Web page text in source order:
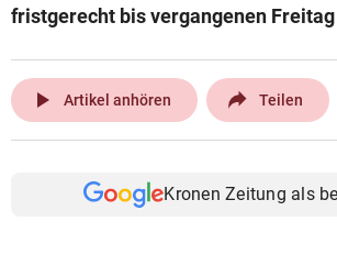
fristgerecht bis vergangenen
play_arrow Artikel anhören Teilen
Kronen Zeitung als